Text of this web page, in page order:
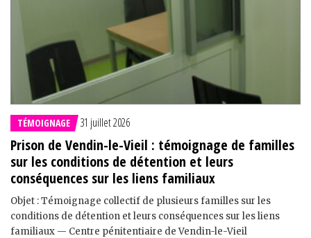
TÉMOIGNAGE 31 juillet 2026
Prison de Vendin-le-Vieil : témoignage de familles
sur les conditions de détention et leurs
conséquences sur les liens familiaux
Objet : Témoignage collectif de plusieurs familles sur les
conditions de détention et leurs conséquences sur les liens
familiaux — Centre pénitentiaire de Vendin-le-Vieil